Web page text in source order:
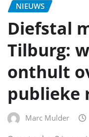
NIEUWS
Diefstal
Tilburg:
onthult
publieke
Marc Mulder